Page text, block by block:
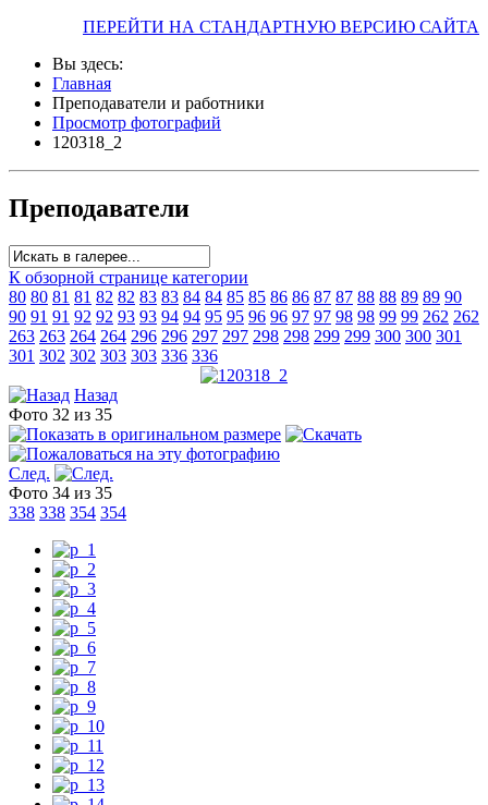
ПЕРЕЙТИ НА СТАНДАРТНУЮ ВЕРСИЮ САЙТА
Вы здесь:
Главная
Преподаватели и работники
Просмотр фотографий
120318_2
Преподаватели
К обзорной странице категории
80 80 81 81 82 82 83 83 84 84 85 85 86 86 87 87 88 88 89 89 90
90 91 91 92 92 93 93 94 94 95 95 96 96 97 97 98 98 99 99 262 262
263 263 264 264 296 296 297 297 298 298 299 299 300 300 301
301 302 302 303 303 336 336
Назад
Фото 32 из 35
След.
Фото 34 из 35
338 338 354 354